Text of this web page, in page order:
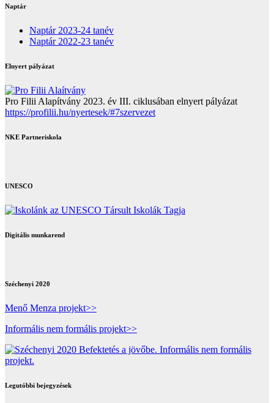
Naptár
Naptár 2023-24 tanév
Naptár 2022-23 tanév
Elnyert pályázat
Pro Filii Alapítvány 2023. év III. ciklusában elnyert pályázat
https://profilii.hu/nyertesek/#7szervezet
NKE Partneriskola
UNESCO
Digitális munkarend
Széchenyi 2020
Menő Menza projekt>>
Informális nem formális projekt>>
Legutóbbi bejegyzések